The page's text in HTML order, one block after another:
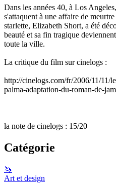
Dans les années 40, à Los
s'attaquent à une affaire de
starlette, Elizabeth Short, a été
beauté et sa fin tragique
toute la ville.
La critique du film sur cinelogs :
http://cinelogs.com/fr/2006/11/11/
palma-adaptation-du-roman-de-
la note de cinelogs : 15/20
Catégorie
🦄
Art et design